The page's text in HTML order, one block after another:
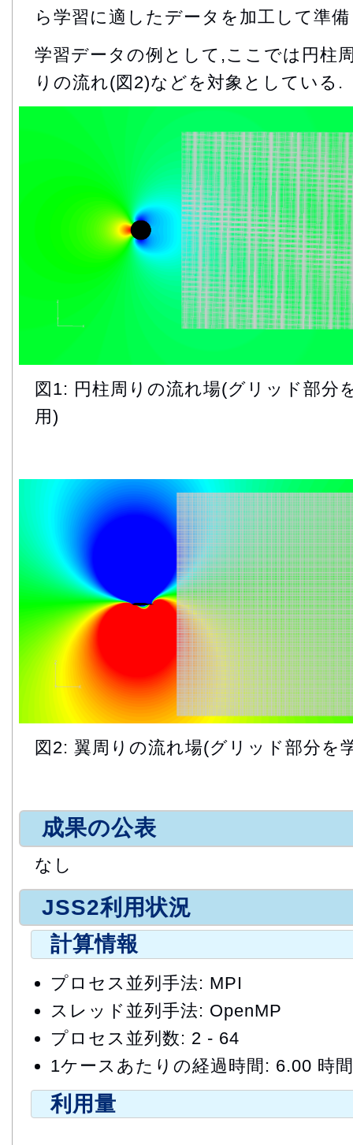
ら学習に適したデータを加工して準
学習データの例として,ここでは円柱
りの流れ(図2)などを対象としている.
図1: 円柱周りの流れ場(グリッド部分
用)
図2: 翼周りの流れ場(グリッド部分を
成果の公表
なし
JSS2利用状況
計算情報
プロセス並列手法: MPI
スレッド並列手法: OpenMP
プロセス並列数: 2 - 64
1ケースあたりの経過時間: 6.00 時間
利用量